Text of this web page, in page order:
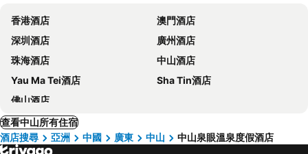
香港酒店
澳門酒店
深圳酒店
廣州酒店
珠海酒店
中山酒店
Yau Ma Tei酒店
Sha Tin酒店
佛山酒店
查看中山所有住宿
酒店搜尋
亞洲 中國 廣東 中山 中山泉眼溫泉度假酒店